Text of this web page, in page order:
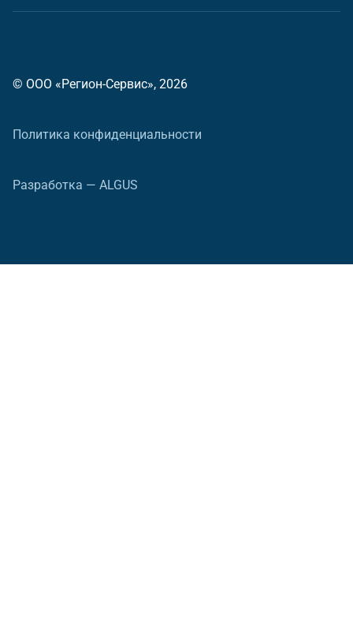
© ООО «Регион-Сервис», 2026
Политика конфиденциальности
Разработка — ALGUS